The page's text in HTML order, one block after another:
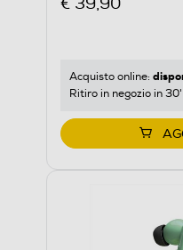
Acquisto online:
Ritiro in negozio in